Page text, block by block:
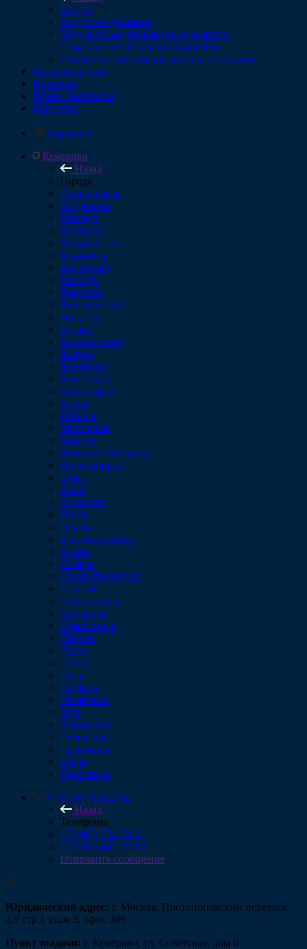
Услуги
Услуги по доставке
Услуга по модернизации и ремонту
стоматологического оборудования
Ремонт стоматологических наконечников
Производители
Новинки
Прайс-лист боры
Контакты
Корзина0
Кемерово
Назад
Города
Архангельск
Астрахань
Барнаул
Белгород
Владивосток
Владимир
Волгоград
Вологда
Воронеж
Екатеринбург
Иркутск
Казань
Калининград
Калуга
Кемерово
Краснодар
Красноярск
Курск
Липецк
Махачкала
Москва
Нижний Новгород
Новосибирск
Омск
Орел
Оренбург
Пенза
Пермь
Ростов-на-Дону
Рязань
Самара
Санкт-Петербург
Саратов
Севастополь
Смоленск
Ставрополь
Тамбов
Тверь
Томск
Тула
Тюмень
Ульяновск
Уфа
Хабаровск
Чебоксары
Челябинск
Югра
Ярославль
+7 (910) 482-22-82
Назад
Телефоны
+7 (985) 764-74-61
+7 (910) 482-22-82
Отправить сообщение
Юридический адрес: г. Москва, Протопоповский переулок
д.9 стр.1 этаж 3, офис 309
Пункт выдачи: г. Кемерово, ул. Советская, дом 6